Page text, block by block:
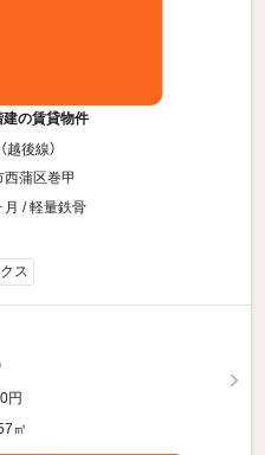
の賃貸物件
越後線）
蒲区巻甲
/ 軽量鉄骨
ス
円
㎡